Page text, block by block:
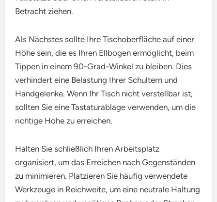
Betracht ziehen.
Als Nächstes sollte Ihre Tischoberfläche auf einer
Höhe sein, die es Ihren Ellbogen ermöglicht, beim
Tippen in einem 90-Grad-Winkel zu bleiben. Dies
verhindert eine Belastung Ihrer Schultern und
Handgelenke. Wenn Ihr Tisch nicht verstellbar ist,
sollten Sie eine Tastaturablage verwenden, um die
richtige Höhe zu erreichen.
Halten Sie schließlich Ihren Arbeitsplatz
organisiert, um das Erreichen nach Gegenständen
zu minimieren. Platzieren Sie häufig verwendete
Werkzeuge in Reichweite, um eine neutrale Haltung